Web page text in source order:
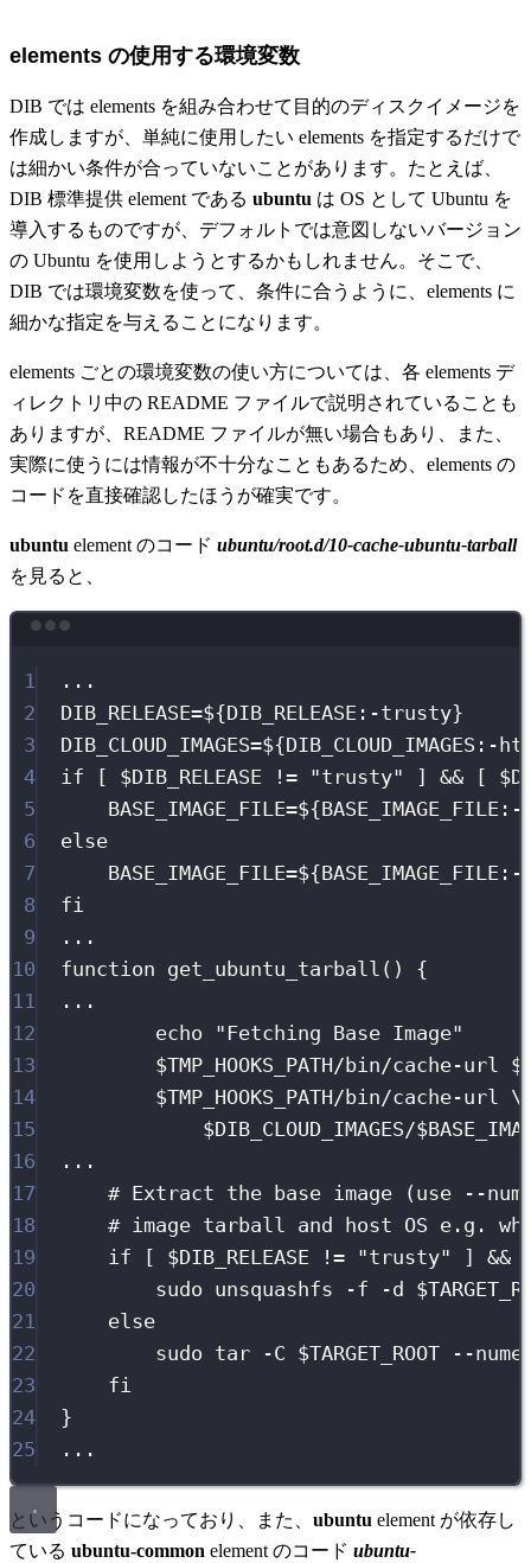
elements の使用する環境変数
DIB では elements を組み合わせて目的のディスクイメージを
作成しますが、単純に使用したい elements を指定するだけで
は細かい条件が合っていないことがあります。たとえば、
DIB 標準提供 element である ubuntu は OS として Ubuntu を
導入するものですが、デフォルトでは意図しないバージョン
の Ubuntu を使用しようとするかもしれません。そこで、
DIB では環境変数を使って、条件に合うように、elements に
細かな指定を与えることになります。
elements ごとの環境変数の使い方については、各 elements デ
ィレクトリ中の README ファイルで説明されていることも
ありますが、README ファイルが無い場合もあり、また、
実際に使うには情報が不十分なこともあるため、elements の
コードを直接確認したほうが確実です。
ubuntu element のコード ubuntu/root.d/10-cache-ubuntu-tarball
を見ると、
1
...
2
DIB_RELEASE=${DIB_RELEASE :-trusty}
3
DIB_CLOUD_IMAGES=${DIB_CLOUD_IMAGES :-
4
if [ $DIB_RELEASE != "trusty" ] && [
5
BASE_IMAGE_FILE=${BASE_IMAGE_FILE :-
6
else
7
BASE_IMAGE_FILE=${BASE_IMAGE_FILE :-
8
fi
9
...
10
function get_ubuntu_tarball () {
11
...
12
echo " Fetching Base Image"
13
$TMP_HOOKS_PATH/bin/cache-url
14
$TMP_HOOKS_PATH/bin/cache-url
\
15
$DIB_CLOUD_IMAGES/
16
...
17
# Extract the base image (use --
18
# image tarball and host OS e.g.
19
if [ $DIB_RELEASE != "trusty"
]
20
sudo unsquashfs -f -d
21
else
22
sudo tar -C $TARGET_ROOT
--
23
fi
24
}
25
...
というコードになっており、また、 ubuntu element が依存し
ている ubuntu-common element のコード ubuntu-